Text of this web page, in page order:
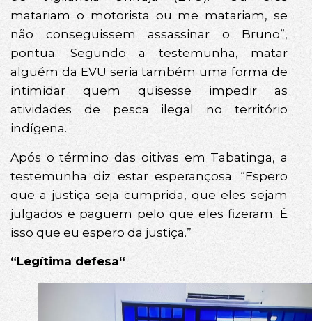
matariam o motorista ou me matariam, se
não conseguissem assassinar o Bruno”,
pontua. Segundo a testemunha, matar
alguém da EVU seria também uma forma de
intimidar quem quisesse impedir as
atividades de pesca ilegal no território
indígena.
Após o término das oitivas em Tabatinga, a
testemunha diz estar esperançosa. “Espero
que a justiça seja cumprida, que eles sejam
julgados e paguem pelo que eles fizeram. É
isso que eu espero da justiça.”
“Legítima defesa“